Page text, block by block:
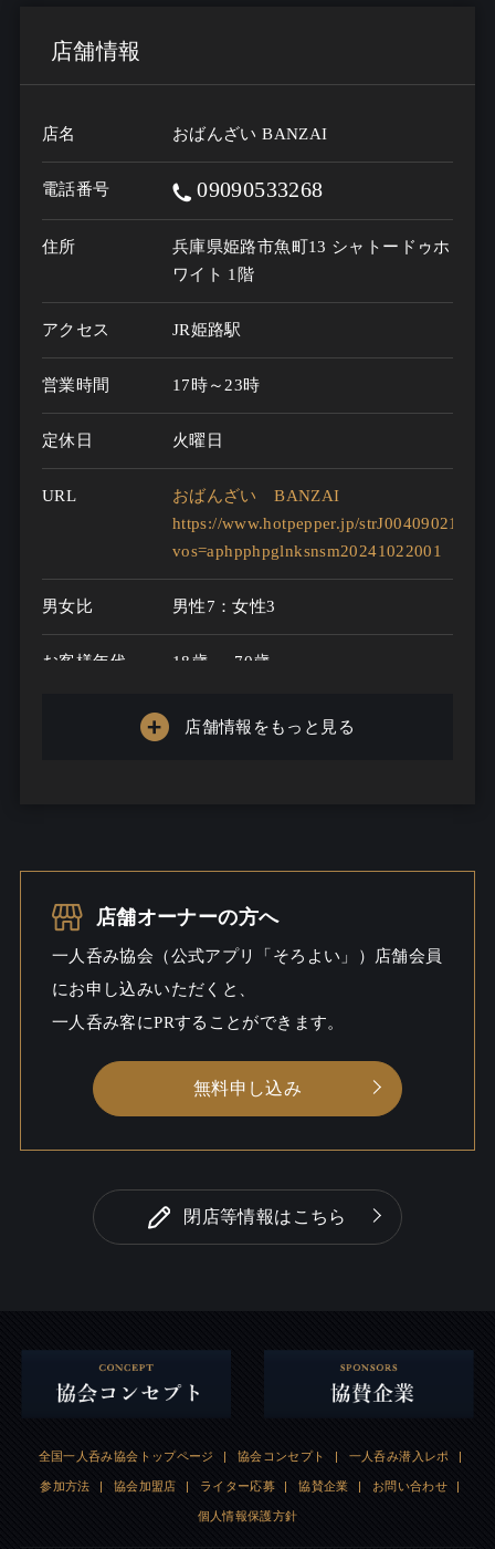
店舗情報
店名 おばんざい BANZAI
電話番号 09090533268
住所
兵庫県姫路市魚町13 シャトードゥホ
ワイト 1階
アクセス JR姫路駅
営業時間 17時～23時
定休日 火曜日
URL
おばんざい BANZAI
https://www.hotpepper.jp/strJ004090218/?
vos=aphpphpglnksnsm20241022001
男女比 男性7：女性3
お客様年代 18歳 ～ 70歳
充実
お酒
酒こだわる / ビール / 焼酎こだわる /
一人呑み
シーン
料理充実 / 出会いあるかも / しっと
り
店舗情報をもっと見る
店舗オーナーの方へ
一人呑み協会（公式アプリ「そろよい」）店舗会員
にお申し込みいただくと、
一人呑み客にPRすることができます。
無料申し込み
閉店等情報はこちら
全国一人呑み協会トップページ | 協会コンセプト | 一人呑み潜入レポ |
参加方法 | 協会加盟店 | ライター応募 | 協賛企業 | お問い合わせ |
個人情報保護方針